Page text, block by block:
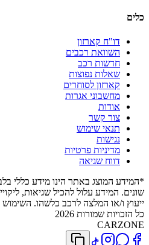
כלים
דו"ח קארזון
השוואת רכבים
חדשות רכב
שאלות נפוצות
קארזון לסוחרים
מחשבוני אגרות
אודות
צור קשר
תנאי שימוש
נגישות
מדיניות פרטיות
דווח שגיאה
*המידע המוצג באתר הינו מידע כללי
שונים. המידע עלול להכיל שגיאות,
ייעוץ ו/או המלצה לרכב כלשהו.
כל הזכויות שמורות 2026
CARZONE